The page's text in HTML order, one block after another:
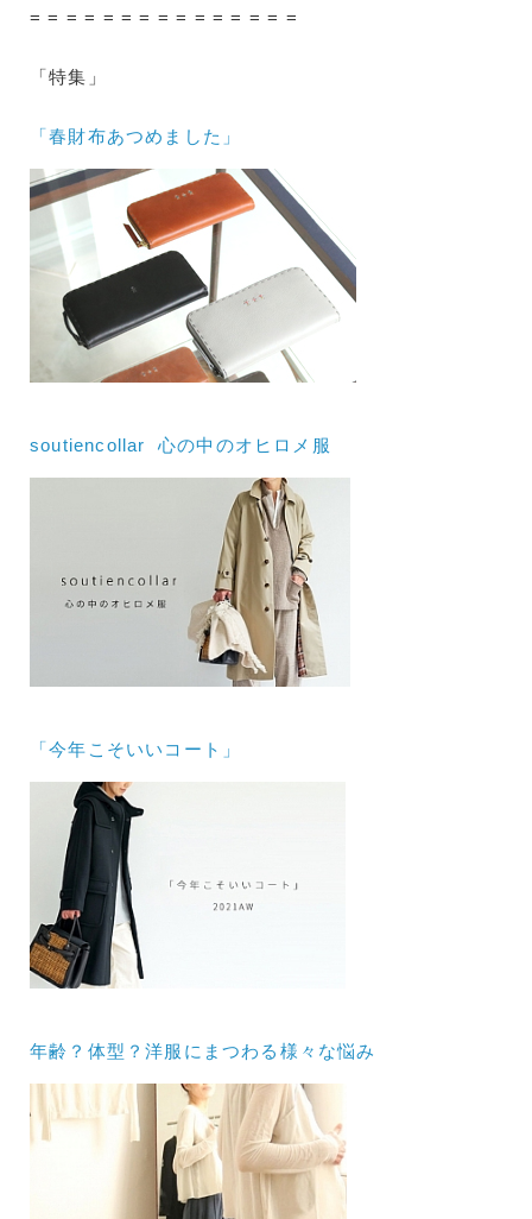
= = = = = = = = = = = = = = =
「特集」
「春財布あつめました」
soutiencollar 心の中のオヒロメ服
「今年こそいいコート」
年齢？体型？洋服にまつわる様々な悩み